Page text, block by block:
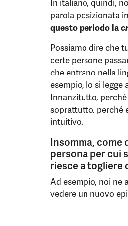
In italiano, quindi,
parola posizionata
questo periodo la
Possiamo dire che
certe persone
che entrano nella
esempio, lo si legge
Innanzitutto,
soprattutto, perché
intuitivo.
Insomma, come
persona per cui
riesce a togliere
Ad esempio, noi ne
vedere un nuovo